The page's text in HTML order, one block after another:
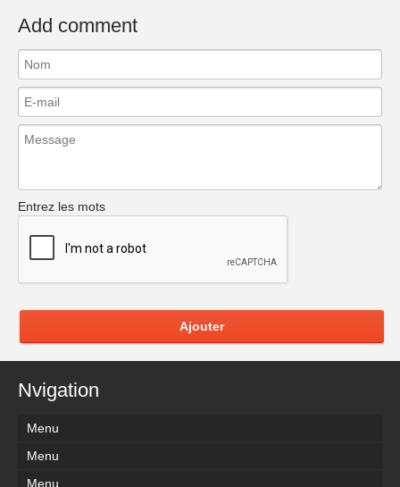
Add comment
Entrez les mots
Ajouter
Nvigation
Menu
Menu
Menu